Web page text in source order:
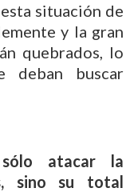
esta situación de
y la gran
quebrados, lo
deban buscar
atacar la
sino su total